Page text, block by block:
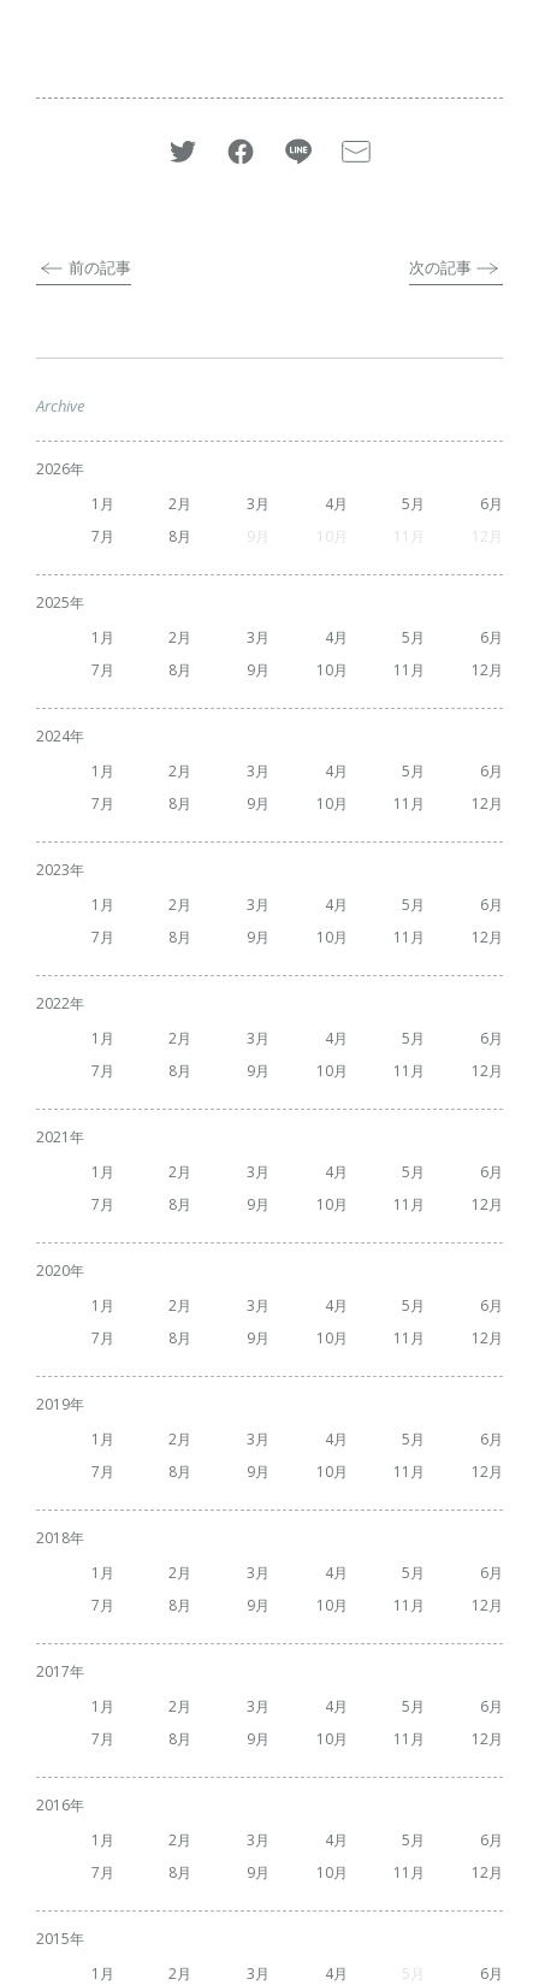
前の記事 次の記事
Archive
2026
1
2 3 4 5
6
7
8 9 10 11 12
2025
1
2 3 4 5
6
7
8 9 10 11 12
2024
1
2 3 4 5
6
7
8 9 10 11 12
2023
1
2 3 4 5
6
7
8 9 10 11 12
2022
1
2 3 4 5
6
7
8 9 10 11 12
2021
1
2 3 4 5
6
7
8 9 10 11 12
2020
1
2 3 4 5
6
7
8 9 10 11 12
2019
1
2 3 4 5
6
7
8 9 10 11 12
2018
1
2 3 4 5
6
7
8 9 10 11 12
2017
1
2 3 4 5
6
7
8 9 10 11 12
2016
1
2 3 4 5
6
7
8 9 10 11 12
2015
1
2 3 4 5
6